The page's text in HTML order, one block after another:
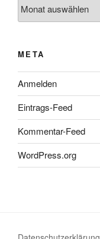
META
Anmelden
Eintrags-Feed
Kommentar-Feed
WordPress.org